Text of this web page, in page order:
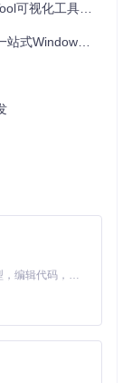
一步操作。
器感应区，点
入→校验确认的
，传统方法需要
使用MifareOn
钟：
去成功读取过的
下的"KeyStore.
行分层密钥探
8分钟。
成新的密钥文
化工具全攻略
MIFARE经典卡工具
Claude Code 的开源替代方案。连接任意大模型，编辑代码，运行命令，自动验证 — 全自动执行。用 Rust 构建，极致性能。 ｜ An open-source alternative to Claude Code. Connect any LLM, edit code, run commands, and verify changes — autonomously. Built in Rust for speed. Get Started